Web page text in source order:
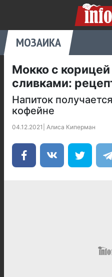
МОЗАИКА
Мокко с
сливками:
Напиток
кофейне
04.12.2021 Алиса Киперман